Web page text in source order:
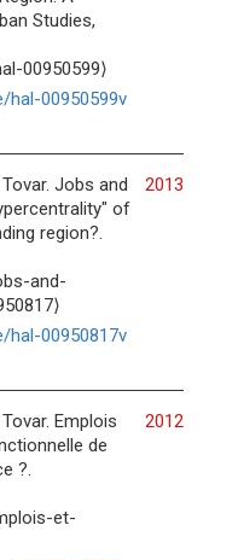
Studies,
00950599⟩
hal-00950599v
2013
Jobs and
of
region?.
and-
hal-00950817v
2012
Emplois
de
?.
et-